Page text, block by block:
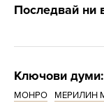
Последвай ни
Ключови думи:
МОНРО
МЕРИЛИН